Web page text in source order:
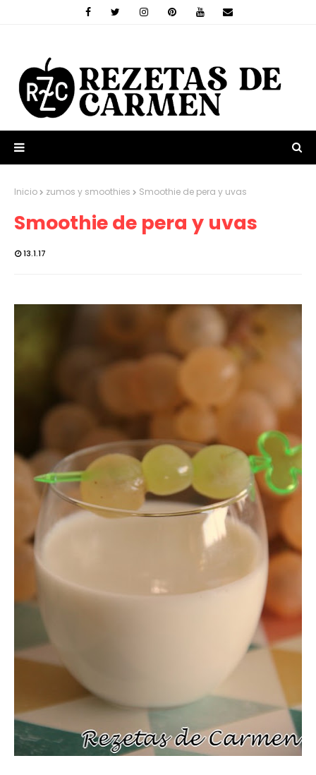
Inicio zumos y smoothies Smoothie de pera y uvas
Smoothie de pera y uvas
13.1.17